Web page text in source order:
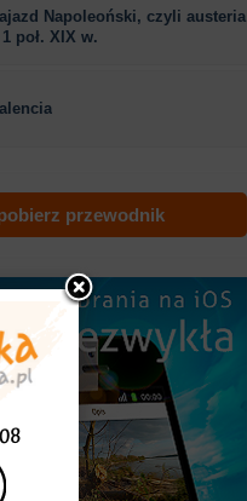
Napoleoński, czyli austeria
poł. XIX w.